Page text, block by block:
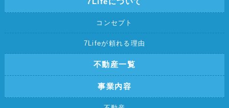
コンセプト
7Lifeが頼れる理由
不動産一覧
事業内容